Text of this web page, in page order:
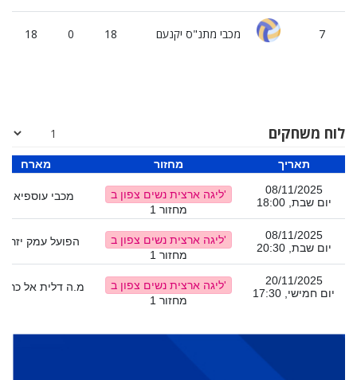
18 0 18 מכבי מתנ"ס יקנעם 7
לוח משחקים
מארח מחזור תאריך
מכבי עוספיא 05
ליגה ארצית נשים צפון ב'
מחזור 1
08/11/2025
יום שבת, 18:00
הפועל עמק
ליגה ארצית נשים צפון ב'
מחזור 1
08/11/2025
יום שבת, 20:30
מ.ה דלית אל
ליגה ארצית נשים צפון ב'
מחזור 1
20/11/2025
יום חמישי, 17:30